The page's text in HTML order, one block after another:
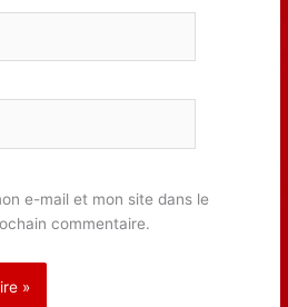
e-mail et mon site dans le
commentaire.